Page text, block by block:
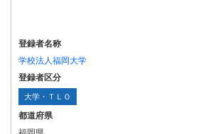
登録者名称
学校法人福岡大学
登録者区分
大学・ＴＬＯ
都道府県